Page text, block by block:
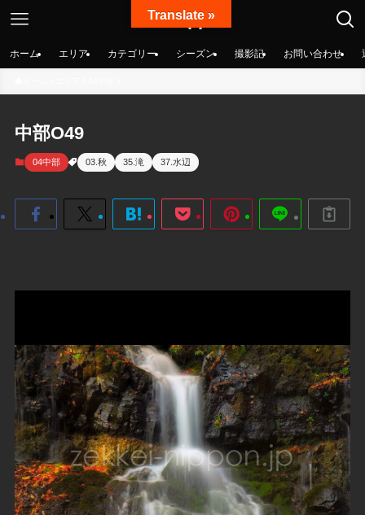
絶景nippon
ホーム エリア カテゴリー シーズン 撮影記 お問い合わせ
中部O49
04中部 03.秋 35.滝 37.水辺
Translate »